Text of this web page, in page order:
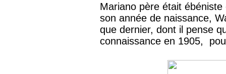
Mariano père était
son année de naissance,
que dernier, dont il pense
connaissance en 1905,